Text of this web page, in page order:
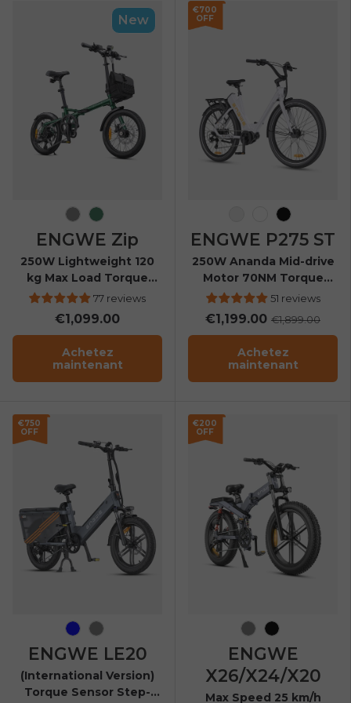
New
Space Grey
Olive Green
ENGWE Zip
250W Lightweight 120
kg Max Load Torque
Sensor Folding E-bike
77 reviews
€1,099.00
Achetez
maintenant
€700
OFF
Blanc-Orange
BlancNoir
ENGWE P275 ST
250W Ananda Mid-drive
Motor 70NM Torque
Step Thru Urban E-Bike
51 reviews
€1,199.00 €1,899.00
Achetez
maintenant
€750
OFF
BleuGris
ENGWE LE20
(International Version)
Torque Sensor Step-
€200
OFF
GrisNoir
ENGWE
X26/X24/X20
Max Speed 25 km/h